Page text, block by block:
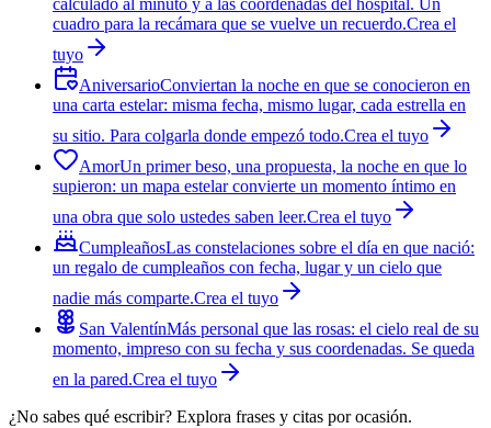
calculado al minuto y a las coordenadas del hospital. Un
cuadro para la recámara que se vuelve un recuerdo.Crea el
tuyo
AniversarioConviertan la noche en que se conocieron en
una carta estelar: misma fecha, mismo lugar, cada estrella en
su sitio. Para colgarla donde empezó todo.Crea el tuyo
AmorUn primer beso, una propuesta, la noche en que lo
supieron: un mapa estelar convierte un momento íntimo en
una obra que solo ustedes saben leer.Crea el tuyo
CumpleañosLas constelaciones sobre el día en que nació:
un regalo de cumpleaños con fecha, lugar y un cielo que
nadie más comparte.Crea el tuyo
San ValentínMás personal que las rosas: el cielo real de su
momento, impreso con su fecha y sus coordenadas. Se queda
en la pared.Crea el tuyo
¿No sabes qué escribir? Explora frases y citas por ocasión.